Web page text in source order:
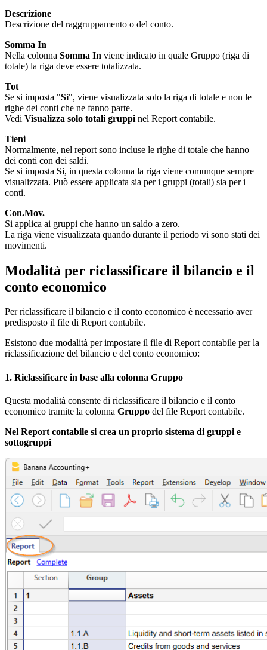
Descrizione
Descrizione del raggruppamento o del conto.
Somma In
Nella colonna Somma In viene indicato in quale Gruppo (riga di
totale) la riga deve essere totalizzata.
Tot
Se si imposta "Sì", viene visualizzata solo la riga di totale e non le
righe dei conti che ne fanno parte.
Vedi Visualizza solo totali gruppi nel Report contabile.
Tieni
Normalmente, nel report sono incluse le righe di totale che hanno
dei conti con dei saldi.
Se si imposta Sì, in questa colonna la riga viene comunque sempre
visualizzata. Può essere applicata sia per i gruppi (totali) sia per i
conti.
Con.Mov.
Si applica ai gruppi che hanno un saldo a zero.
La riga viene visualizzata quando durante il periodo vi sono stati dei
movimenti.
Modalità per riclassificare il bilancio e il
conto economico
Per riclassificare il bilancio e il conto economico è necessario aver
predisposto il file di Report contabile.
Esistono due modalità per impostare il file di Report contabile per la
riclassificazione del bilancio e del conto economico:
1. Riclassificare in base alla colonna Gruppo
Questa modalità consente di riclassificare il bilancio e il conto
economico tramite la colonna Gruppo del file Report contabile.
Nel Report contabile si crea un proprio sistema di gruppi e
sottogruppi